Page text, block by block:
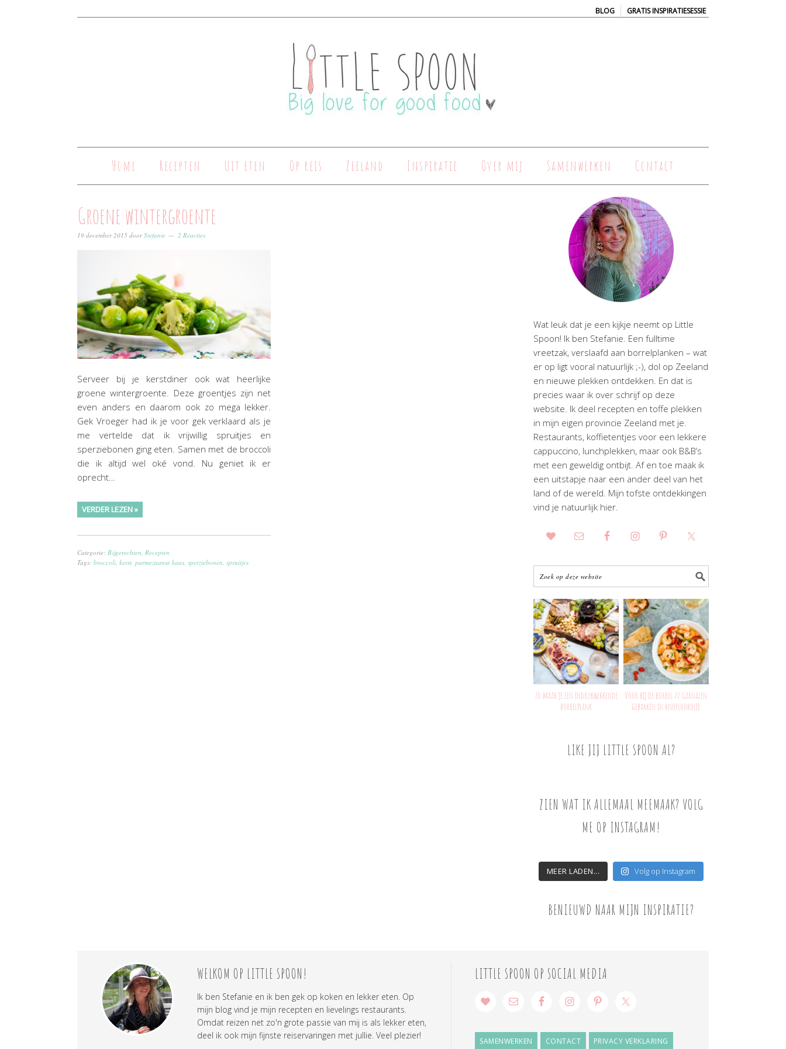
BLOG | GRATIS INSPIRATIESESSIE
Home Recepten Uit eten Op reis Zeeland Inspiratie Over mij Samenwerken Contact
Groene wintergroente
19 december 2015 doorStefanie 2 Reacties
Serveer bij je kerstdiner ook wat heerlijke
groene wintergroente. Deze groentjes zijn net
even anders en daarom ook zo mega lekker.
Gek Vroeger had ik je voor gek verklaard als je
me vertelde dat ik vrijwillig spruitjes en
sperziebonen ging eten. Samen met de broccoli
die ik altijd wel oké vond. Nu geniet ik er
oprecht…
VERDER LEZEN »
Categorie: Bijgerechten, Recepten
Tags: broccoli, kerst, parmezaanse kaas, sperziebonen, spruitjes
Wat leuk dat je een kijkje neemt op Little
Spoon! Ik ben Stefanie. Een fulltime
vreetzak, verslaafd aan borrelplanken – wat
er op ligt vooral natuurlijk ;-), dol op Zeeland
en nieuwe plekken ontdekken. En dat is
precies waar ik over schrijf op deze
website. Ik deel recepten en toffe plekken
in mijn eigen provincie Zeeland met je.
Restaurants, koffietentjes voor een lekkere
cappuccino, lunchplekken, maar ook B&B’s
met een geweldig ontbijt. Af en toe maak ik
een uitstapje naar een ander deel van het
land of de wereld. Mijn tofste ontdekkingen
vind je natuurlijk hier.
Zo maak je een indrukwekkende
borrelplank
Voor bij de borrel // Garnalen
gebakken in knoflookolie
LIKE JIJ LITTLE SPOON AL?
ZIEN WAT IK ALLEMAAL MEEMAAK? VOLG
ME OP INSTAGRAM!
MEER LADEN... Volg op Instagram
BENIEUWD NAAR MIJN INSPIRATIE?
WELKOM OP LITTLE SPOON!
Ik ben Stefanie en ik ben gek op koken en lekker eten. Op
mijn blog vind je mijn recepten en lievelings restaurants.
Omdat reizen net zo'n grote passie van mij is als lekker eten,
deel ik ook mijn fijnste reiservaringen met jullie. Veel plezier!
LITTLE SPOON OP SOCIAL MEDIA
SAMENWERKEN CONTACT PRIVACY VERKLARING